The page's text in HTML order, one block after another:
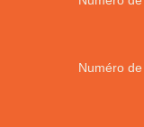
Numéro